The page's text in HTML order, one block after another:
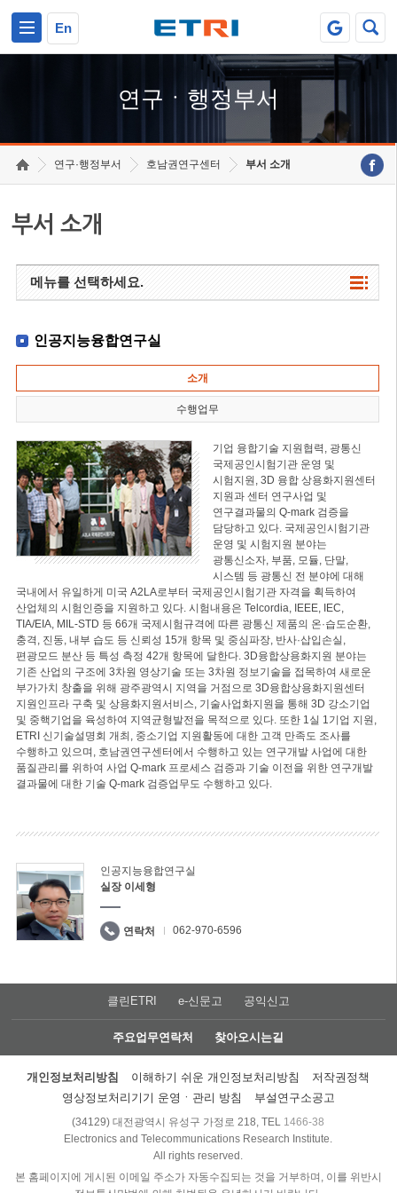
En
연구ㆍ행정부서
연구·행정부서 호남권연구센터 부서 소개
부서 소개
메뉴를 선택하세요.
인공지능융합연구실
소개
수행업무
기업 융합기술 지원협력, 광통신
국제공인시험기관 운영 및
시험지원, 3D 융합 상용화지원센터
지원과 센터 연구사업 및
연구결과물의 Q-mark 검증을
담당하고 있다. 국제공인시험기관
운영 및 시험지원 분야는
광통신소자, 부품, 모듈, 단말,
시스템 등 광통신 전 분야에 대해
국내에서 유일하게 미국 A2LA로부터 국제공인시험기관 자격을 획득하여
산업체의 시험인증을 지원하고 있다. 시험내용은 Telcordia, IEEE, IEC,
TIA/EIA, MIL-STD 등 66개 국제시험규격에 따른 광통신 제품의 온·습도순환,
충격, 진동, 내부 습도 등 신뢰성 15개 항목 및 중심파장, 반사·삽입손실,
편광모드 분산 등 특성 측정 42개 항목에 달한다. 3D융합상용화지원 분야는
기존 산업의 구조에 3차원 영상기술 또는 3차원 정보기술을 접목하여 새로운
부가가치 창출을 위해 광주광역시 지역을 거점으로 3D융합상용화지원센터
지원인프라 구축 및 상용화지원서비스, 기술사업화지원을 통해 3D 강소기업
및 중핵기업을 육성하여 지역균형발전을 목적으로 있다. 또한 1실 1기업 지원,
ETRI 신기술설명회 개최, 중소기업 지원활동에 대한 고객 만족도 조사를
수행하고 있으며, 호남권연구센터에서 수행하고 있는 연구개발 사업에 대한
품질관리를 위하여 사업 Q-mark 프로세스 검증과 기술 이전을 위한 연구개발
결과물에 대한 기술 Q-mark 검증업무도 수행하고 있다.
인공지능융합연구실
실장 이세형
연락처 062-970-6596
클린ETRI e-신문고 공익신고
주요업무연락처 찾아오시는길
개인정보처리방침 이해하기 쉬운 개인정보처리방침
저작권정책
영상정보처리기기 운영ㆍ관리 방침
부설연구소공고
(34129) 대전광역시 유성구 가정로 218, TEL 1466-38
Electronics and Telecommunications Research Institute.
All rights reserved.
본 홈페이지에 게시된 이메일 주소가 자동수집되는 것을 거부하며, 이를 위반시